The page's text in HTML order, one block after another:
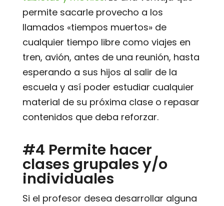
permite sacarle provecho a los
llamados «tiempos muertos» de
cualquier tiempo libre como viajes en
tren, avión, antes de una reunión, hasta
esperando a sus hijos al salir de la
escuela y así poder estudiar cualquier
material de su próxima clase o repasar
contenidos que deba reforzar.
#4 Permite hacer
clases grupales y/o
individuales
Si el profesor desea desarrollar alguna